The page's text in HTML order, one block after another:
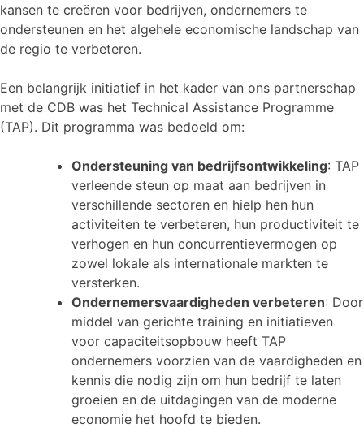
kansen te creëren voor bedrijven, ondernemers te
ondersteunen en het algehele economische landschap van
de regio te verbeteren.
Een belangrijk initiatief in het kader van ons partnerschap
met de CDB was het Technical Assistance Programme
(TAP). Dit programma was bedoeld om:
Ondersteuning van bedrijfsontwikkeling: TAP
verleende steun op maat aan bedrijven in
verschillende sectoren en hielp hen hun
activiteiten te verbeteren, hun productiviteit te
verhogen en hun concurrentievermogen op
zowel lokale als internationale markten te
versterken.
Ondernemersvaardigheden verbeteren: Door
middel van gerichte training en initiatieven
voor capaciteitsopbouw heeft TAP
ondernemers voorzien van de vaardigheden en
kennis die nodig zijn om hun bedrijf te laten
groeien en de uitdagingen van de moderne
economie het hoofd te bieden.